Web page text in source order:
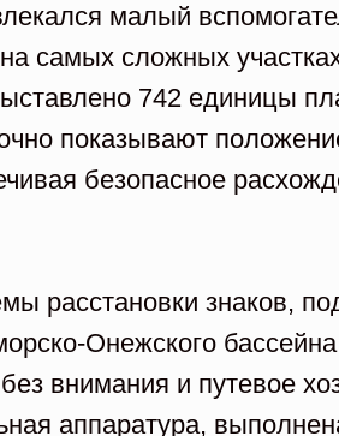
малый
самых сложных
742 единицы
показывают
безопасное
расстановки знаков,
Онежского
внимания и путевое
аппаратура,